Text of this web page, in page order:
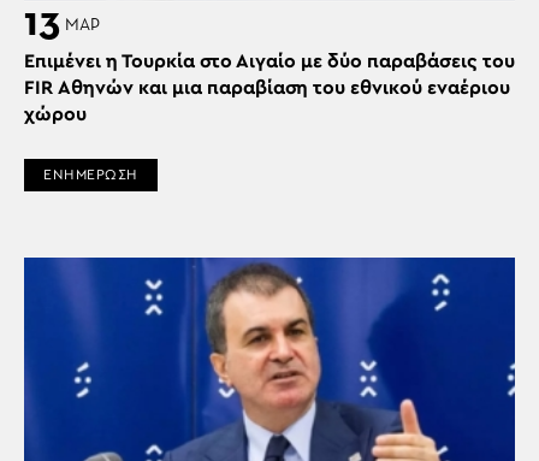
13 ΜΑΡ
Επιμένει η Τουρκία στο Αιγαίο με δύο παραβάσεις του
FIR Αθηνών και μια παραβίαση του εθνικού εναέριου
χώρου
ΕΝΗΜΕΡΩΣΗ